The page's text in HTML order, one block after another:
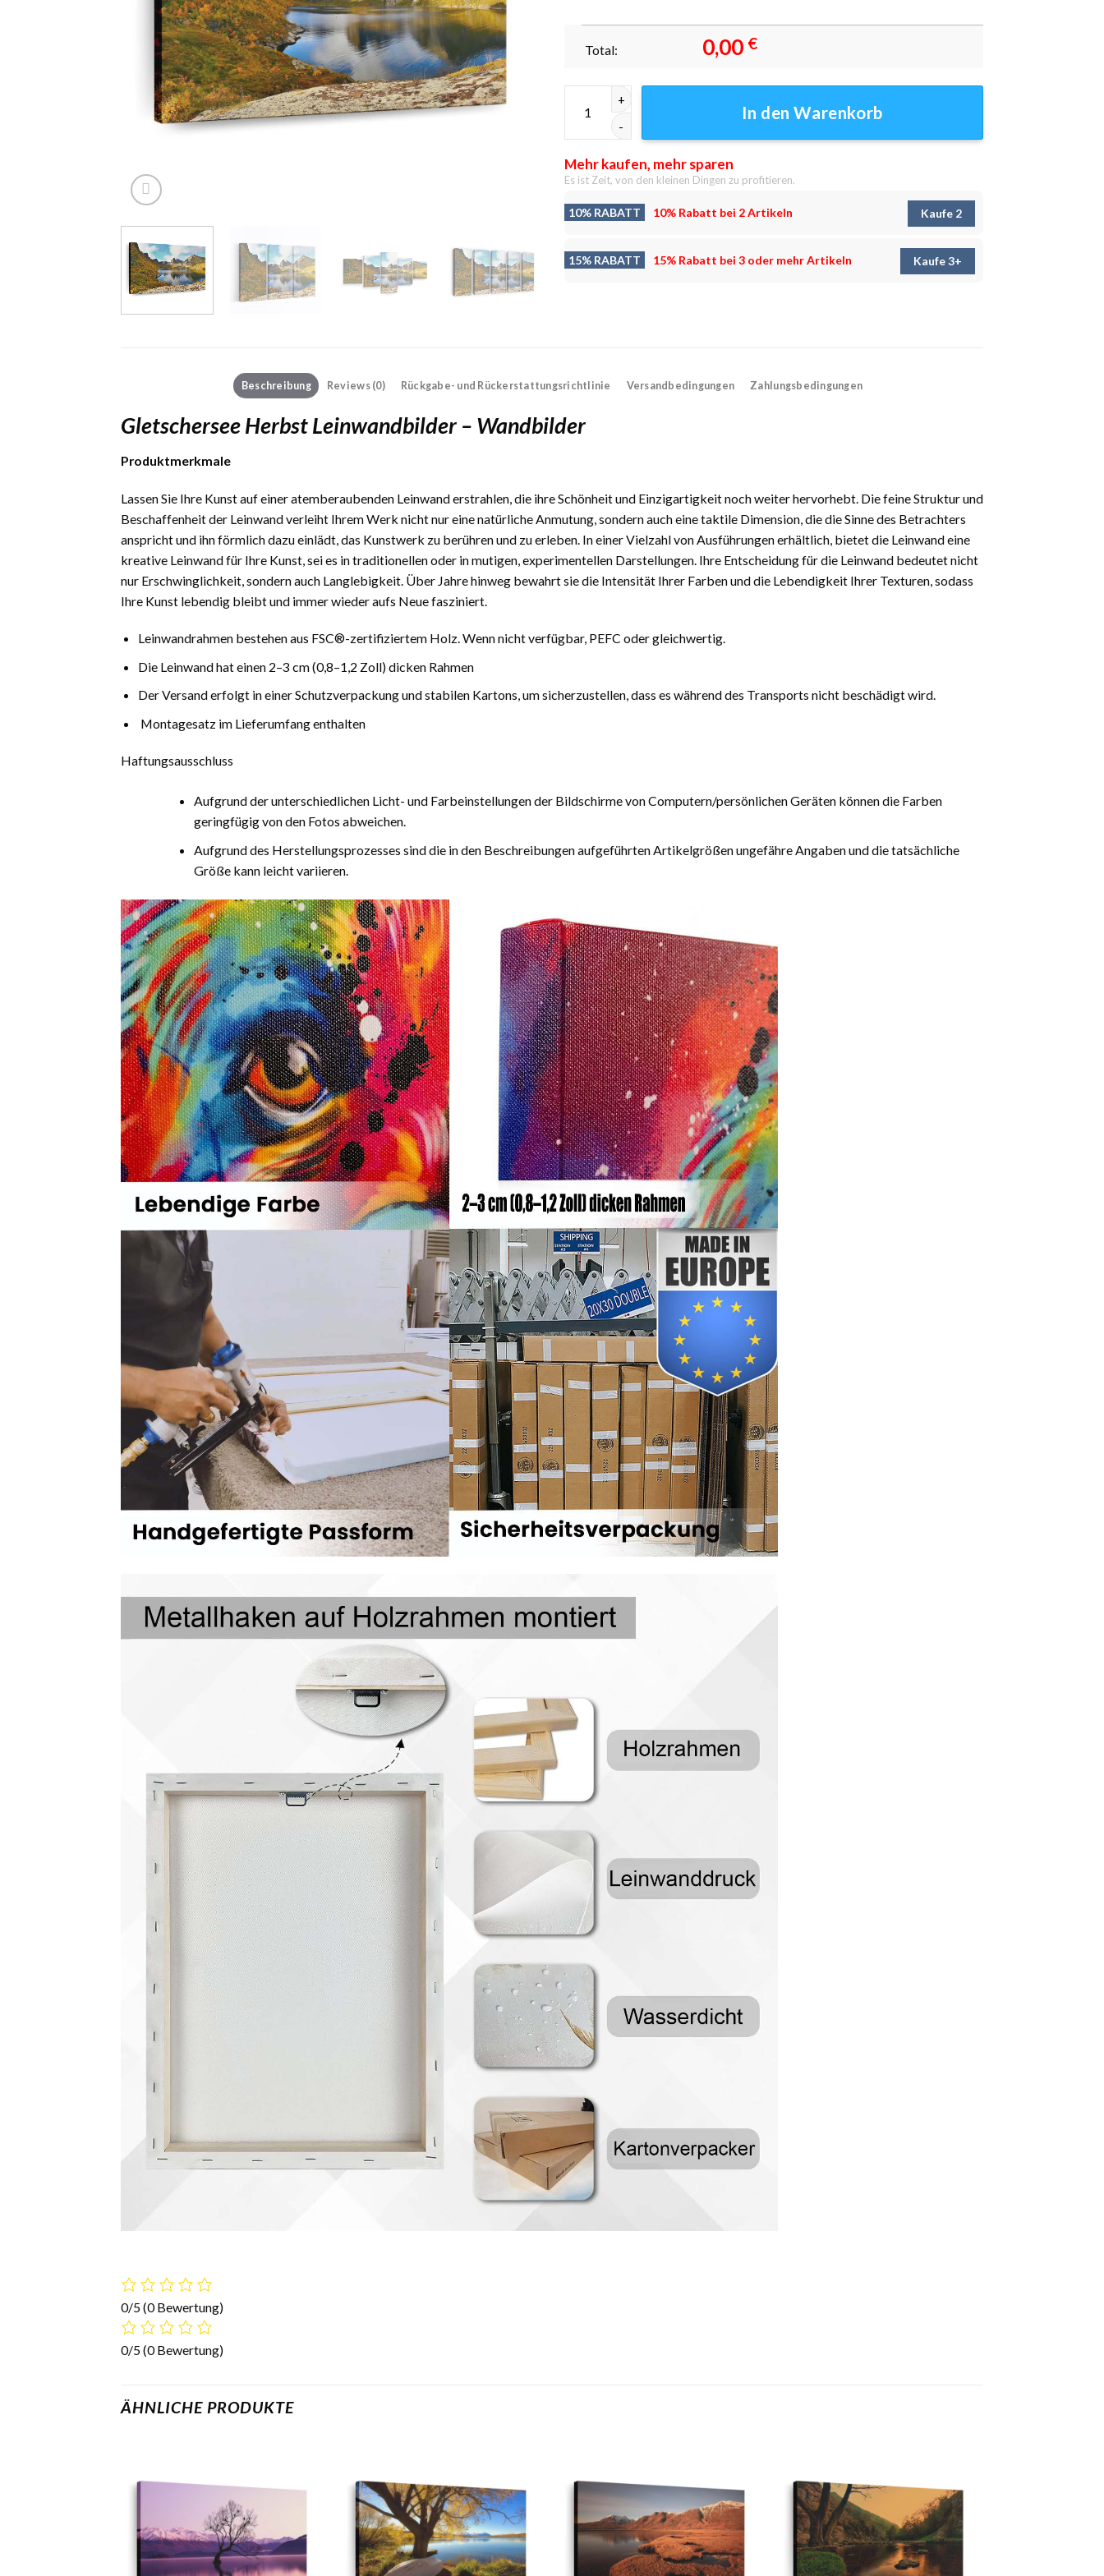
Total: 0,00 €
Gletschersee Herbst Leinwandbilder - Wandbilder Menge
In den Warenkorb
Mehr kaufen, mehr sparen
Es ist Zeit, von den kleinen Dingen zu profitieren.
10% RABATT 10% Rabatt bei 2 Artikeln Kaufe 2
15% RABATT 15% Rabatt bei 3 oder mehr Artikeln Kaufe 3+
Beschreibung Reviews (0) Rückgabe- und Rückerstattungsrichtlinie Versandbedingungen Zahlungsbedingungen
Gletschersee Herbst Leinwandbilder – Wandbilder
Produktmerkmale
Lassen Sie Ihre Kunst auf einer atemberaubenden Leinwand erstrahlen, die ihre Schönheit und Einzigartigkeit noch weiter hervorhebt. Die feine Struktur und
Beschaffenheit der Leinwand verleiht Ihrem Werk nicht nur eine natürliche Anmutung, sondern auch eine taktile Dimension, die die Sinne des Betrachters
anspricht und ihn förmlich dazu einlädt, das Kunstwerk zu berühren und zu erleben. In einer Vielzahl von Ausführungen erhältlich, bietet die Leinwand eine
kreative Leinwand für Ihre Kunst, sei es in traditionellen oder in mutigen, experimentellen Darstellungen. Ihre Entscheidung für die Leinwand bedeutet nicht
nur Erschwinglichkeit, sondern auch Langlebigkeit. Über Jahre hinweg bewahrt sie die Intensität Ihrer Farben und die Lebendigkeit Ihrer Texturen, sodass
Ihre Kunst lebendig bleibt und immer wieder aufs Neue fasziniert.
Leinwandrahmen bestehen aus FSC®-zertifiziertem Holz. Wenn nicht verfügbar, PEFC oder gleichwertig.
Die Leinwand hat einen 2–3 cm (0,8–1,2 Zoll) dicken Rahmen
Der Versand erfolgt in einer Schutzverpackung und stabilen Kartons, um sicherzustellen, dass es während des Transports nicht beschädigt wird.
Montagesatz im Lieferumfang enthalten
Haftungsausschluss
Aufgrund der unterschiedlichen Licht- und Farbeinstellungen der Bildschirme von Computern/persönlichen Geräten können die Farben
geringfügig von den Fotos abweichen.
Aufgrund des Herstellungsprozesses sind die in den Beschreibungen aufgeführten Artikelgrößen ungefähre Angaben und die tatsächliche
Größe kann leicht variieren.
0/5(0 Bewertung)
0/5(0 Bewertung)
ÄHNLICHE PRODUKTE